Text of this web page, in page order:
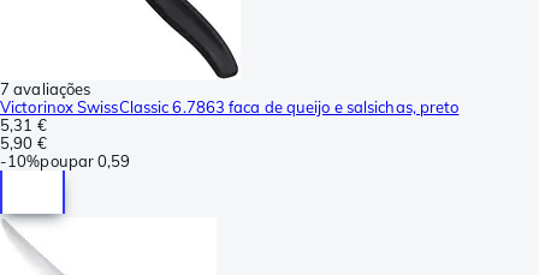
7 avaliações
Victorinox SwissClassic 6.7863 faca de queijo e salsichas, preto
5,31 €
5,90 €
-10%poupar0,59